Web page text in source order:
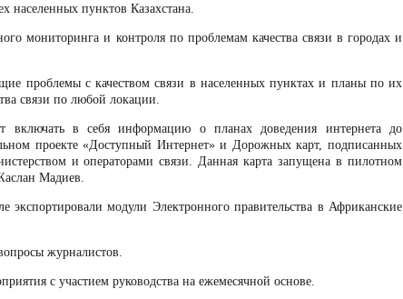
населенных пунктов Казахстана.
мониторинга и контроля по проблемам качества связи в городах и
проблемы с качеством связи в населенных пунктах и планы по их
связи по любой локации.
включать в себя информацию о планах доведения интернета до
проекте «Доступный Интернет» и Дорожных карт, подписанных
и операторами связи. Данная карта запущена в пилотном
Мадиев.
экспортировали модули Электронного правительства в Африканские
журналистов.
с участием руководства на ежемесячной основе.